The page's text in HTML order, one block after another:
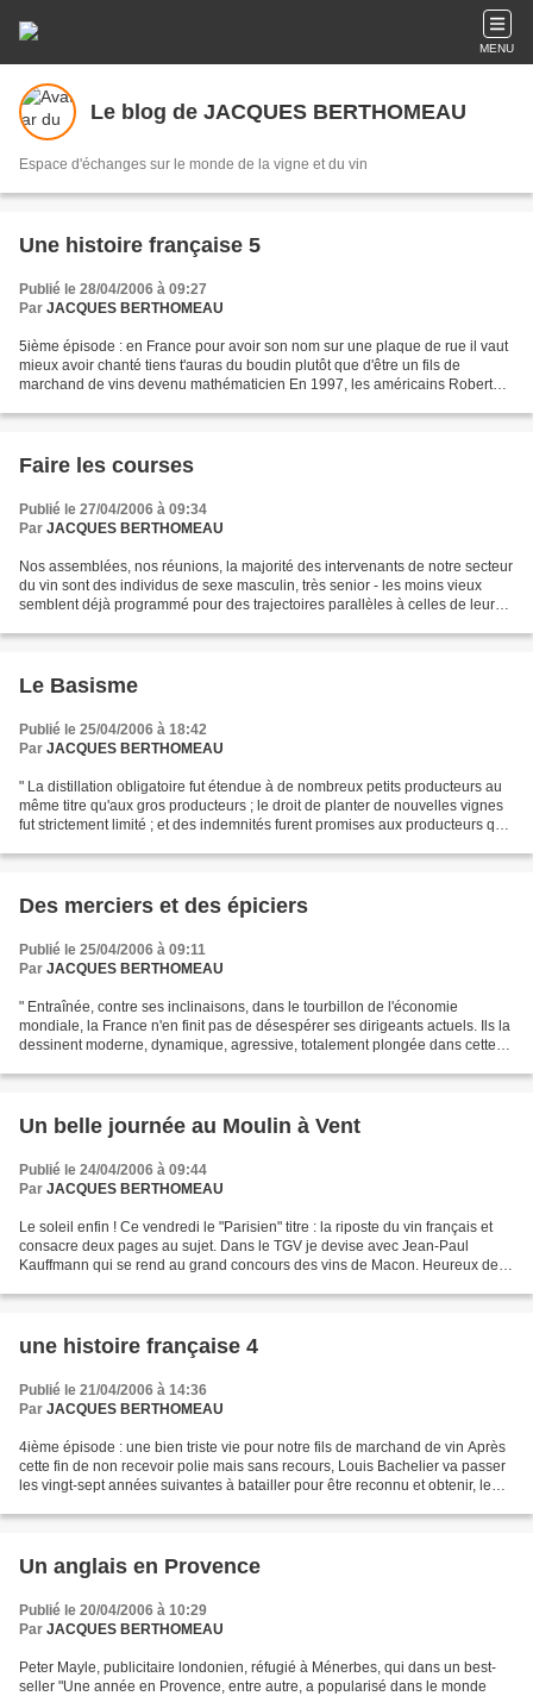
MENU
Le blog de JACQUES BERTHOMEAU
Espace d'échanges sur le monde de la vigne et du vin
Une histoire française 5
Publié le 28/04/2006 à 09:27
Par JACQUES BERTHOMEAU
5ième épisode : en France pour avoir son nom sur une plaque de rue il vaut
mieux avoir chanté tiens t'auras du boudin plutôt que d'être un fils de
marchand de vins devenu mathématicien En 1997, les américains Robert
Faire les courses
Publié le 27/04/2006 à 09:34
Par JACQUES BERTHOMEAU
Nos assemblées, nos réunions, la majorité des intervenants de notre secteur
du vin sont des individus de sexe masculin, très senior - les moins vieux
semblent déjà programmé pour des trajectoires parallèles à celles de leurs
Le Basisme
Publié le 25/04/2006 à 18:42
Par JACQUES BERTHOMEAU
" La distillation obligatoire fut étendue à de nombreux petits producteurs au
même titre qu'aux gros producteurs ; le droit de planter de nouvelles vignes
fut strictement limité ; et des indemnités furent promises aux producteurs qui
Des merciers et des épiciers
Publié le 25/04/2006 à 09:11
Par JACQUES BERTHOMEAU
" Entraînée, contre ses inclinaisons, dans le tourbillon de l'économie
mondiale, la France n'en finit pas de désespérer ses dirigeants actuels. Ils la
dessinent moderne, dynamique, agressive, totalement plongée dans cette
Un belle journée au Moulin à Vent
Publié le 24/04/2006 à 09:44
Par JACQUES BERTHOMEAU
Le soleil enfin ! Ce vendredi le "Parisien" titre : la riposte du vin français et
consacre deux pages au sujet. Dans le TGV je devise avec Jean-Paul
Kauffmann qui se rend au grand concours des vins de Macon. Heureux de
une histoire française 4
Publié le 21/04/2006 à 14:36
Par JACQUES BERTHOMEAU
4ième épisode : une bien triste vie pour notre fils de marchand de vin Après
cette fin de non recevoir polie mais sans recours, Louis Bachelier va passer
les vingt-sept années suivantes à batailler pour être reconnu et obtenir, le
Un anglais en Provence
Publié le 20/04/2006 à 10:29
Par JACQUES BERTHOMEAU
Peter Mayle, publicitaire londonien, réfugié à Ménerbes, qui dans un best-
seller "Une année en Provence, entre autre, a popularisé dans le monde